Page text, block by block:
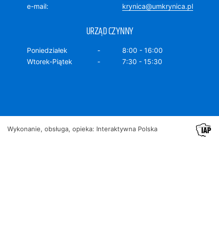
e-mail
krynica@umkrynica.pl
URZĄD CZYNNY
Poniedziałek
8:00 - 16:00
Wtorek-Piątek
7:30 - 15:30
Wykonanie, obsługa, opieka: Interaktywna Polska